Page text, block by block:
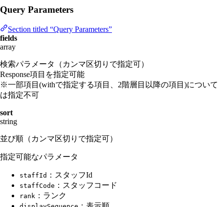
Query Parameters
Section titled “Query Parameters”
fields
array
検索パラメータ（カンマ区切りで指定可）
Response項目を指定可能
※一部項目(withで指定する項目、2階層目以降の項目)について
は指定不可
sort
string
並び順（カンマ区切りで指定可）
指定可能なパラメータ
staffId ：スタッフId
staffCode ：スタッフコード
rank ：ランク